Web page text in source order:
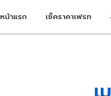
หน้าแรก เช็คราคาเฟรท